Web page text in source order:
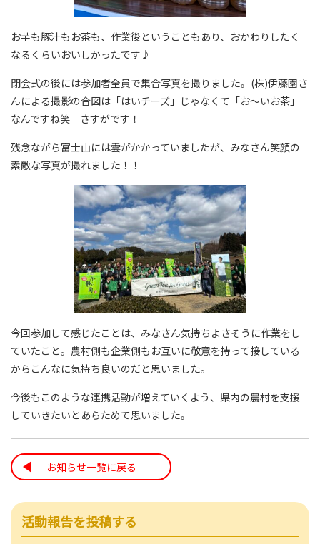
お芋も豚汁もお茶も、作業後ということもあり、おかわりしたく
なるくらいおいしかったです♪
閉会式の後には参加者全員で集合写真を撮りました。(株)伊藤園さ
んによる撮影の合図は「はいチーズ」じゃなくて「お～いお茶」
なんですね笑 さすがです！
残念ながら富士山には雲がかかっていましたが、みなさん笑顔の
素敵な写真が撮れました！！
今回参加して感じたことは、みなさん気持ちよさそうに作業をし
ていたこと。農村側も企業側もお互いに敬意を持って接している
からこんなに気持ち良いのだと思いました。
今後もこのような連携活動が増えていくよう、県内の農村を支援
していきたいとあらためて思いました。
お知らせ一覧に戻る
活動報告を投稿する